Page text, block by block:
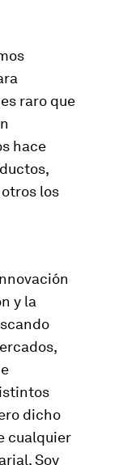
raro que
hace
los
y la
dicho
cualquier
Soy